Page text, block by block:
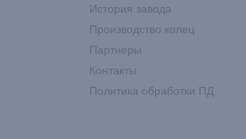
История завода
Производство колец
Партнеры
Контакты
Политика обработки ПД